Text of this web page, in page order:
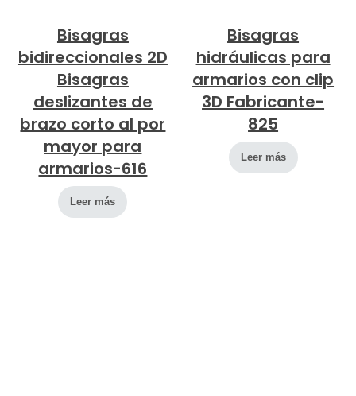
Bisagras
bidireccionales 2D
Bisagras
deslizantes de
brazo corto al por
mayor para
armarios-616
Leer más
Bisagras
hidráulicas para
armarios con clip
3D Fabricante-
825
Leer más